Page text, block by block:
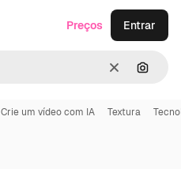
Limpar
Preços Entrar
Crie um vídeo com IA Textura